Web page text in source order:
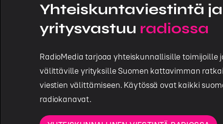
Yhteiskuntaviestintä ja
yritysvastuu radiossa
RadioMedia tarjoaa yhteiskunnallisille toimijoille
välittäville yrityksille Suomen kattavimman
viestien välittämiseen. Käytössä ovat kaikki
radiokanavat.